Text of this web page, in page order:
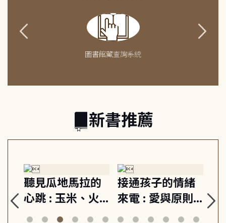
圖書館藏查詢系統
新書推薦
聽見瓜地馬拉的
心跳 : 玉米、火
山與信仰, 外交官
接通孩子的情緒
來電 : 愛與原則,
建立教養的安定
關